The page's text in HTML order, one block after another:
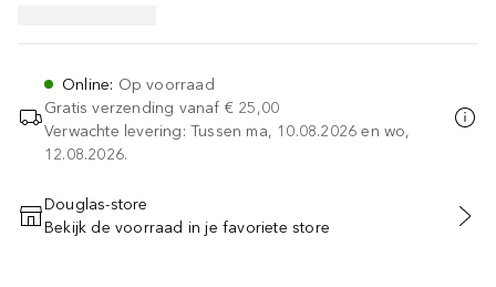
Online: Op voorraad
Gratis verzending vanaf € 25,00
Verwachte levering: Tussen ma, 10.08.2026 en wo,
12.08.2026.
VOEG TOE AAN WINKELMANDJE
Douglas-store
Bekijk de voorraad in je favoriete store